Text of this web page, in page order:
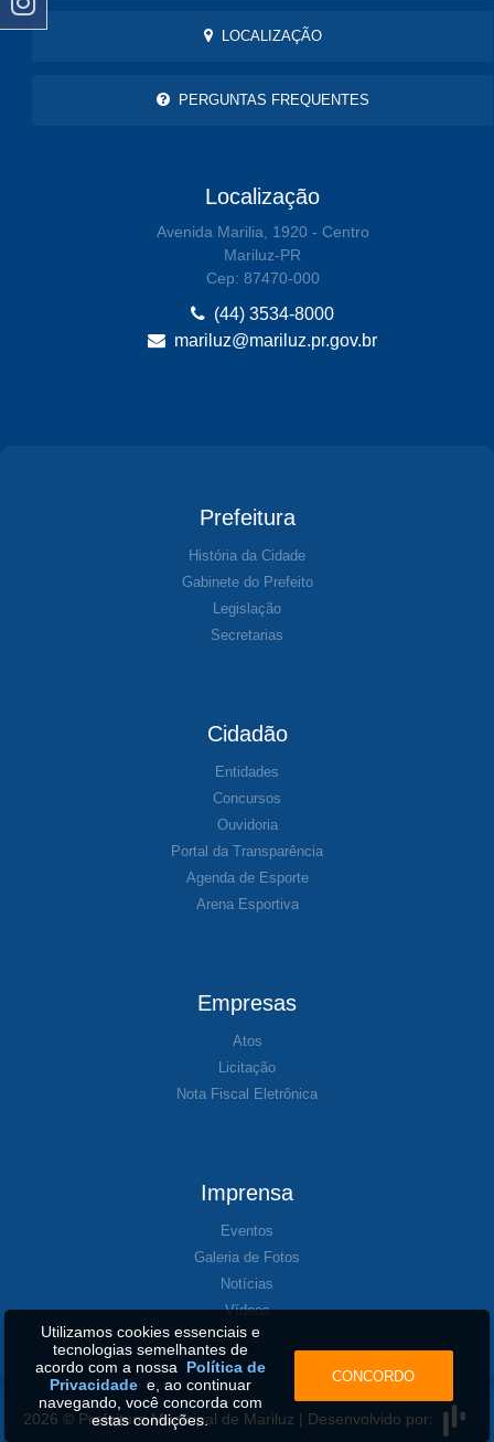
LOCALIZAÇÃO
PERGUNTAS FREQUENTES
Localização
Avenida Marilia, 1920 - Centro
Mariluz-PR
Cep: 87470-000
(44) 3534-8000
mariluz@mariluz.pr.gov.br
Prefeitura
História da Cidade
Gabinete do Prefeito
Legislação
Secretarias
Cidadão
Entidades
Concursos
Ouvidoria
Portal da Transparência
Agenda de Esporte
Arena Esportiva
Empresas
Atos
Licitação
Nota Fiscal Eletrônica
Imprensa
Eventos
Galeria de Fotos
Notícias
Vídeos
2026 © Prefeitura Municipal de Mariluz | Desenvolvido por:
Utilizamos cookies essenciais e
tecnologias semelhantes de
acordo com a nossa Política de
Privacidadee, ao continuar
navegando, você concorda com
estas condições.
CONCORDO